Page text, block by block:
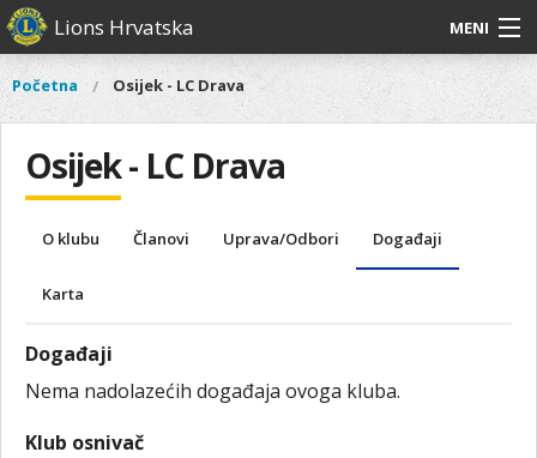
Skoči
na
sadržaj
Lions Hrvatska MENI
O nama
Naši projekti
Aktivnosti
Glavni
O
nama
Distrikt
126
Aktivnosti
Vi
ste
ovdje
Početna Osijek - LC Drava
Osijek - LC Drava
O klubu Članovi Uprava/Odbori Događaji
Karta
Događaji
Nema nadolazećih događaja ovoga kluba.
Klub osnivač